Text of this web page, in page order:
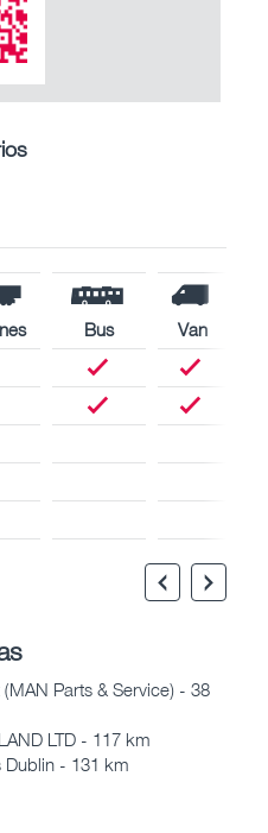
Bus
Van
Parts & Service) - 38
LTD - 117 km
Dublin - 131 km